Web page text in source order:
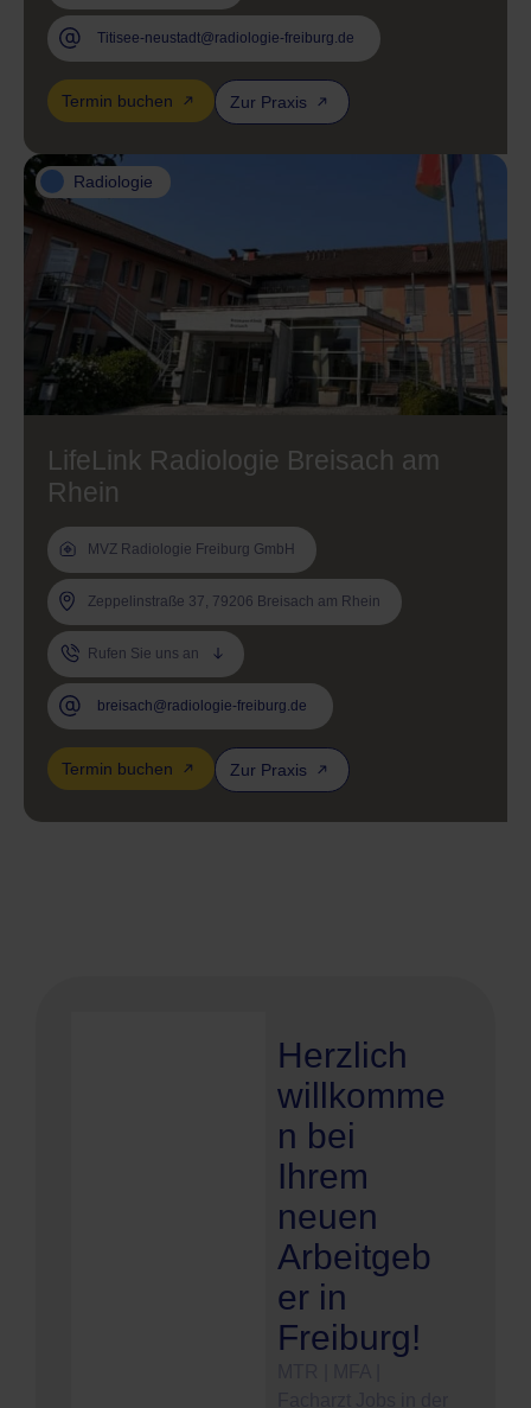
Titisee-neustadt@radiologie-freiburg.de
Termin buchen Zur Praxis
Radiologie
LifeLink Radiologie Breisach am
Rhein
MVZ Radiologie Freiburg GmbH
Zeppelinstraße 37, 79206 Breisach am Rhein
Rufen Sie uns an
breisach@radiologie-freiburg.de
Termin buchen Zur Praxis
Herzlich
willkomme
n bei
Ihrem
neuen
Arbeitgeb
er in
Freiburg!